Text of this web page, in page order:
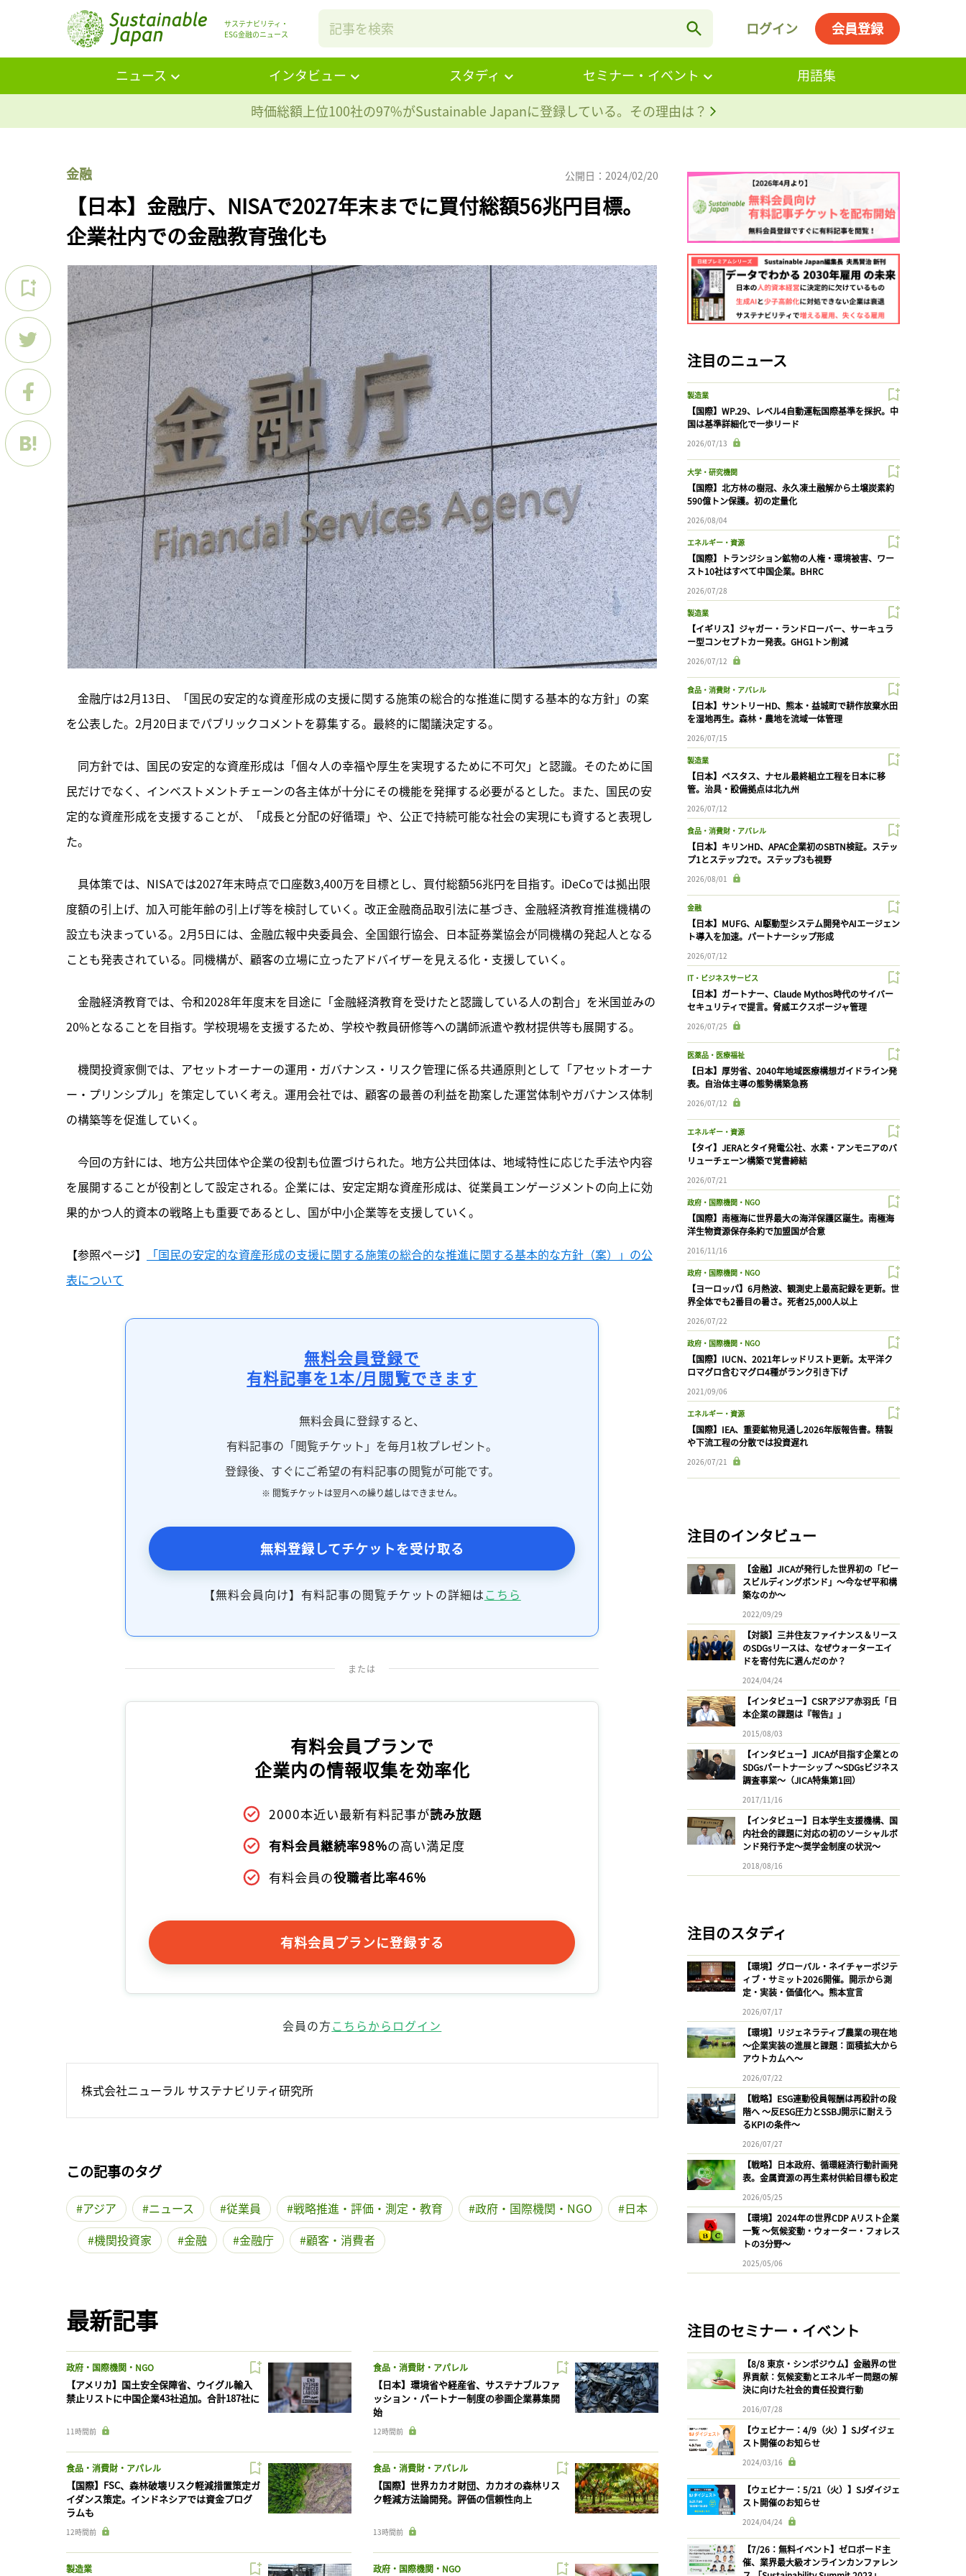
サステナビリティ・
ESG金融のニュース
ログイン 会員登録
ニュース インタビュー スタディ セミナー・イベント
用語集
時価総額上位100社の97%がSustainable Japanに登録している。その理由は？
金融 公開日：2024/02/20
【日本】金融庁、NISAで2027年末までに買付総額56兆円目標。
企業社内での金融教育強化も
金融庁は2月13日、「国民の安定的な資産形成の支援に関する施策の総合的な推進に関する基本的な方針」の案
を公表した。2月20日までパブリックコメントを募集する。最終的に閣議決定する。
同方針では、国民の安定的な資産形成は「個々人の幸福や厚生を実現するために不可欠」と認識。そのために国
民だけでなく、インベストメントチェーンの各主体が十分にその機能を発揮する必要がるとした。また、国民の安
定的な資産形成を支援することが、「成長と分配の好循環」や、公正で持続可能な社会の実現にも資すると表現し
た。
具体策では、NISAでは2027年末時点で口座数3,400万を目標とし、買付総額56兆円を目指す。iDeCoでは拠出限
度額の引上げ、加入可能年齢の引上げ等を検討していく。改正金融商品取引法に基づき、金融経済教育推進機構の
設立も決まっている。2月5日には、金融広報中央委員会、全国銀行協会、日本証券業協会が同機構の発起人となる
ことも発表されている。同機構が、顧客の立場に立ったアドバイザーを見える化・支援していく。
金融経済教育では、令和2028年年度末を目途に「金融経済教育を受けたと認識している人の割合」を米国並みの
20%となることを目指す。学校現場を支援するため、学校や教員研修等への講師派遣や教材提供等も展開する。
機関投資家側では、アセットオーナーの運用・ガバナンス・リスク管理に係る共通原則として「アセットオーナ
ー・プリンシプル」を策定していく考え。運用会社では、顧客の最善の利益を勘案した運営体制やガバナンス体制
の構築等を促進していく。
今回の方針には、地方公共団体や企業の役割も位置づけられた。地方公共団体は、地域特性に応じた手法や内容
を展開することが役割として設定される。企業には、安定定期な資産形成は、従業員エンゲージメントの向上に効
果的かつ人的資本の戦略上も重要であるとし、国が中小企業等を支援していく。
【参照ページ】
「国民の安定的な資産形成の支援に関する施策の総合的な推進に関する基本的な方針（案）」の公
表について
無料会員登録で
有料記事を1本/月閲覧できます
無料会員に登録すると、
有料記事の「閲覧チケット」を毎月1枚プレゼント。
登録後、すぐにご希望の有料記事の閲覧が可能です。
※ 閲覧チケットは翌月への繰り越しはできません。
無料登録してチケットを受け取る
【無料会員向け】有料記事の閲覧チケットの詳細はこちら
または
有料会員プランで
企業内の情報収集を効率化
2000本近い最新有料記事が読み放題
有料会員継続率98%の高い満足度
有料会員の役職者比率46%
有料会員プランに登録する
会員の方こちらからログイン
株式会社ニューラル サステナビリティ研究所
この記事のタグ
アジア ニュース 従業員 戦略推進・評価・測定・教育 政府・国際機関・NGO
日本
機関投資家
金融 金融庁 顧客・消費者
最新記事
政府・国際機関・NGO
【アメリカ】国土安全保障省、ウイグル輸入
禁止リストに中国企業43社追加。合計187社に
11時間前
食品・消費財・アパレル
【日本】環境省や経産省、サステナブルファ
ッション・パートナー制度の参画企業募集開
始
12時間前
食品・消費財・アパレル
【国際】FSC、森林破壊リスク軽減措置策定ガ
イダンス策定。インドネシアでは資金プログ
ラムも
12時間前
食品・消費財・アパレル
【国際】世界カカオ財団、カカオの森林リス
ク軽減方法論開発。評価の信頼性向上
13時間前
製造業 政府・国際機関・NGO
注目のニュース
製造業
【国際】WP.29、レベル4自動運転国際基準を採択。中
国は基準詳細化で一歩リード
2026/07/13
大学・研究機関
【国際】北方林の樹冠、永久凍土融解から土壌炭素約
590億トン保護。初の定量化
2026/08/04
エネルギー・資源
【国際】トランジション鉱物の人権・環境被害、ワー
スト10社はすべて中国企業。BHRC
2026/07/28
製造業
【イギリス】ジャガー・ランドローバー、サーキュラ
ー型コンセプトカー発表。GHG1トン削減
2026/07/12
食品・消費財・アパレル
【日本】サントリーHD、熊本・益城町で耕作放棄水田
を湿地再生。森林・農地を流域一体管理
2026/07/15
製造業
【日本】ベスタス、ナセル最終組立工程を日本に移
管。治具・設備拠点は北九州
2026/07/12
食品・消費財・アパレル
【日本】キリンHD、APAC企業初のSBTN検証。ステッ
プ1とステップ2で。ステップ3も視野
2026/08/01
金融
【日本】MUFG、AI駆動型システム開発やAIエージェン
ト導入を加速。パートナーシップ形成
2026/07/12
IT・ビジネスサービス
【日本】ガートナー、Claude Mythos時代のサイバー
セキュリティで提言。脅威エクスポージャ管理
2026/07/25
医薬品・医療福祉
【日本】厚労省、2040年地域医療構想ガイドライン発
表。自治体主導の態勢構築急務
2026/07/12
エネルギー・資源
【タイ】JERAとタイ発電公社、水素・アンモニアのバ
リューチェーン構築で覚書締結
2026/07/21
政府・国際機関・NGO
【国際】南極海に世界最大の海洋保護区誕生。南極海
洋生物資源保存条約で加盟国が合意
2016/11/16
政府・国際機関・NGO
【ヨーロッパ】6月熱波、観測史上最高記録を更新。世
界全体でも2番目の暑さ。死者25,000人以上
2026/07/22
政府・国際機関・NGO
【国際】IUCN、2021年レッドリスト更新。太平洋ク
ロマグロ含むマグロ4種がランク引き下げ
2021/09/06
エネルギー・資源
【国際】IEA、重要鉱物見通し2026年版報告書。精製
や下流工程の分散では投資遅れ
2026/07/21
注目のインタビュー
【金融】JICAが発行した世界初の「ピー
スビルディングボンド」〜今なぜ平和構
築なのか〜
2022/09/29
【対談】三井住友ファイナンス＆リース
のSDGsリースは、なぜウォーターエイ
ドを寄付先に選んだのか？
2024/04/24
【インタビュー】CSRアジア赤羽氏「日
本企業の課題は『報告』」
2015/08/03
【インタビュー】JICAが目指す企業との
SDGsパートナーシップ 〜SDGsビジネス
調査事業〜（JICA特集第1回）
2017/11/16
【インタビュー】日本学生支援機構、国
内社会的課題に対応の初のソーシャルボ
ンド発行予定〜奨学金制度の状況〜
2018/08/16
注目のスタディ
【環境】グローバル・ネイチャーポジテ
ィブ・サミット2026開催。開示から測
定・実装・価値化へ。熊本宣言
2026/07/17
【環境】リジェネラティブ農業の現在地
〜企業実装の進展と課題：面積拡大から
アウトカムへ〜
2026/07/22
【戦略】ESG連動役員報酬は再設計の段
階へ 〜反ESG圧力とSSBJ開示に耐えう
るKPIの条件〜
2026/07/27
【戦略】日本政府、循環経済行動計画発
表。金属資源の再生素材供給目標も設定
2026/05/25
【環境】2024年の世界CDP Aリスト企業
一覧 〜気候変動・ウォーター・フォレス
トの3分野〜
2025/05/06
注目のセミナー・イベント
【8/8 東京・シンポジウム】金融界の世
界貢献：気候変動とエネルギー問題の解
決に向けた社会的責任投資行動
2016/07/28
【ウェビナー：4/9（火）】SJダイジェ
スト開催のお知らせ
2024/03/16
【ウェビナー：5/21（火）】SJダイジェ
スト開催のお知らせ
2024/04/24
【7/26：無料イベント】ゼロボード主
催、業界最大級オンラインカンファレン
ログインが必要です